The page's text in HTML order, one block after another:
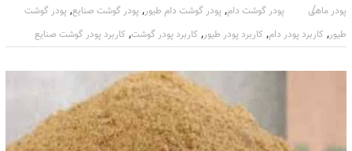
پودر ماهی پودر گوشت دام, پودر گوشت دام طیور, پودر گوشت صنایع, پودر گوشت
طیور, کاربرد پودر دام, کاربرد پودر طیور, کاربرد پودر گوشت, کاربرد پودر گوشت صنایع